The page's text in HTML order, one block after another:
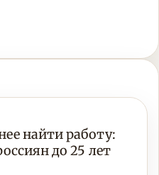
найти работу:
до 25 лет